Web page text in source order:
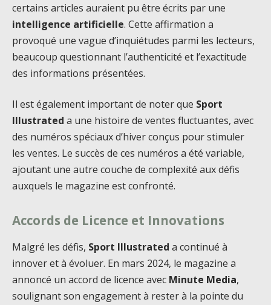
certains articles auraient pu être écrits par une
intelligence artificielle. Cette affirmation a
provoqué une vague d’inquiétudes parmi les lecteurs,
beaucoup questionnant l’authenticité et l’exactitude
des informations présentées.
Il est également important de noter que Sport
Illustrated a une histoire de ventes fluctuantes, avec
des numéros spéciaux d’hiver conçus pour stimuler
les ventes. Le succès de ces numéros a été variable,
ajoutant une autre couche de complexité aux défis
auxquels le magazine est confronté.
Accords de Licence et Innovations
Malgré les défis, Sport Illustrated a continué à
innover et à évoluer. En mars 2024, le magazine a
annoncé un accord de licence avec Minute Media,
soulignant son engagement à rester à la pointe du